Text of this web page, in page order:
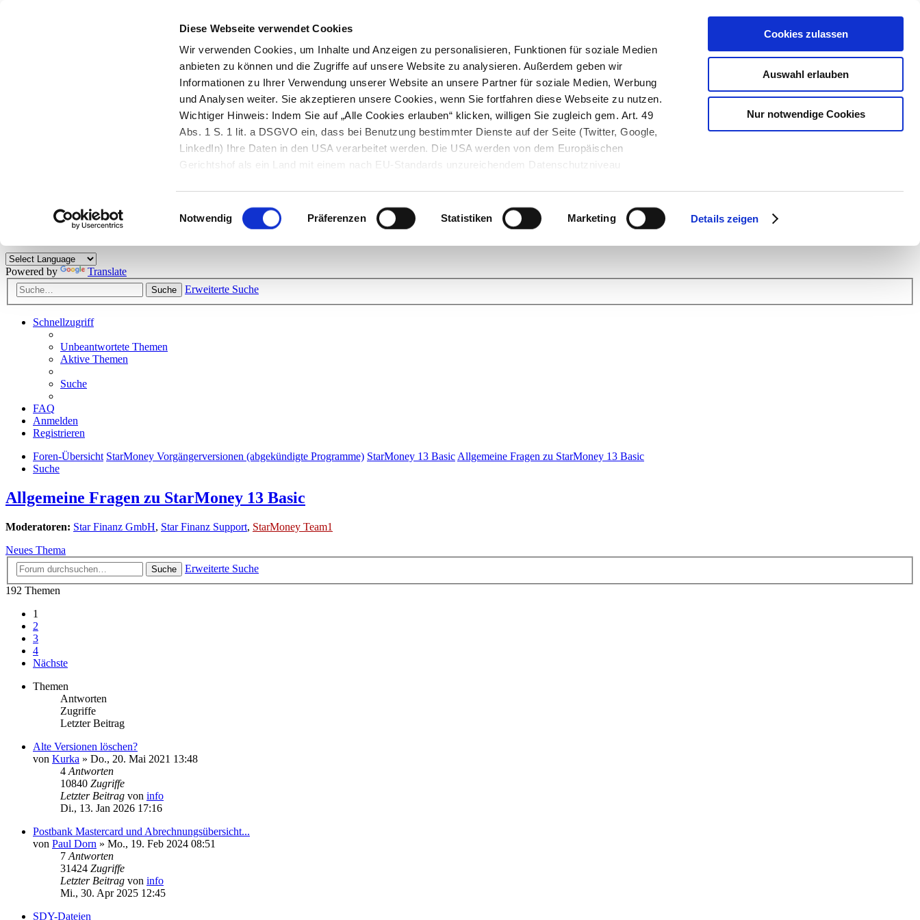
Diese Webseite verwendet Cookies
Wir verwenden Cookies, um Inhalte und Anzeigen zu personalisieren, Funktionen für soziale Medien
anbieten zu können und die Zugriffe auf unsere Website zu analysieren. Außerdem geben wir
Informationen zu Ihrer Verwendung unserer Website an unsere Partner für soziale Medien, Werbung
und Analysen weiter. Sie akzeptieren unsere Cookies, wenn Sie fortfahren diese Webseite zu nutzen.
Wichtiger Hinweis: Indem Sie auf „Alle Cookies erlauben“ klicken, willigen Sie zugleich gem. Art. 49
Abs. 1 S. 1 lit. a DSGVO ein, dass bei Benutzung bestimmter Dienste auf der Seite (Twitter, Google,
LinkedIn) Ihre Daten in den USA verarbeitet werden. Die USA werden von dem Europäischen
Gerichtshof als ein Land mit einem nach EU-Standards unzureichendem Datenschutzniveau
Einwilligungsauswahl
Notwendig Präferenzen Statistiken Marketing Details zeigen
Cookies zulassen
Auswahl erlauben
Nur notwendige Cookies
Herzlich willkommen!
Kunden viele nützliche Hilfestellungen und interessante Tipps und Tricks. Stellen Sie Ihre Fragen und helfen Sie mit Ihrem Wissen anderen weiter.
Powered by Translate
Suche Erweiterte Suche
Schnellzugriff
Unbeantwortete Themen
Aktive Themen
Suche
FAQ
Anmelden
Registrieren
Foren-Übersicht StarMoney Vorgängerversionen (abgekündigte Programme) StarMoney 13 BasicAllgemeine Fragen zu StarMoney 13 Basic
Suche
Allgemeine Fragen zu StarMoney 13 Basic
Moderatoren: Star Finanz GmbH, Star Finanz Support, StarMoney Team1
Neues Thema
Suche
Erweiterte Suche
192 Themen
1
2
3
4
Nächste
Themen
Antworten
Zugriffe
Letzter Beitrag
Alte Versionen löschen?
von Kurka » Do., 20. Mai 2021 13:48
4 Antworten
10840 Zugriffe
Letzter Beitrag von info
Di., 13. Jan 2026 17:16
Postbank Mastercard und Abrechnungsübersicht...
von Paul Dorn » Mo., 19. Feb 2024 08:51
7 Antworten
31424 Zugriffe
Letzter Beitrag von info
Mi., 30. Apr 2025 12:45
SDY-Dateien